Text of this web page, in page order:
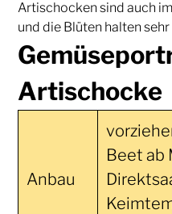
Artischocken sind auch
und die Blüten halten
Artischocke
Anbau
Beet ab